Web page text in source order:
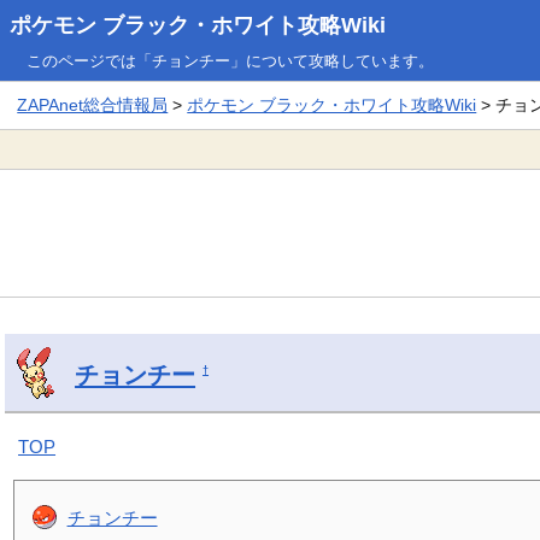
ポケモン ブラック・ホワイト攻略Wiki
このページでは「チョンチー」について攻略しています。
ZAPAnet総合情報局 >ポケモン ブラック・ホワイト攻略Wiki > チョ
チョンチー †
TOP
チョンチー